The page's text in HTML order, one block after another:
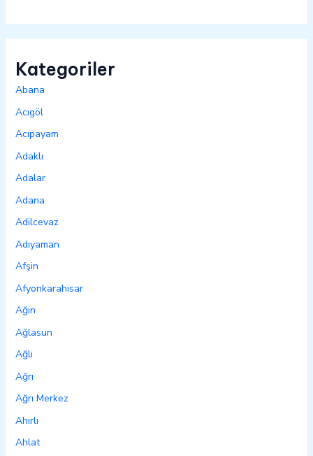
Kategoriler
Abana
Acıgöl
Acıpayam
Adaklı
Adalar
Adana
Adilcevaz
Adıyaman
Afşin
Afyonkarahisar
Ağın
Ağlasun
Ağlı
Ağrı
Ağrı Merkez
Ahırlı
Ahlat